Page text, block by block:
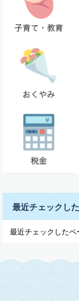
最近チェックし
最近チェックしたペ